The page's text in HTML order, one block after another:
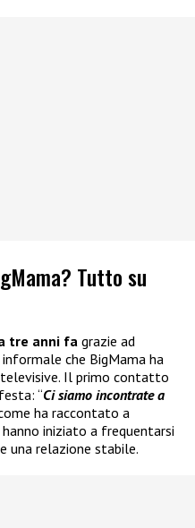
Tutto su
tre anni fa grazie ad
che BigMama ha
Il primo contatto
“Ci siamo incontrate a
ha raccontato a
iniziato a frequentarsi
una relazione stabile.